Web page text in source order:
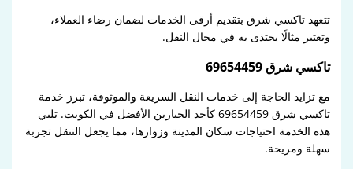
تتعهد تاكسي شرق بتقديم أرقى الخدمات لضمان رضاء العملاء،
وتعتبر مثالًا يحتذى به في مجال النقل.
تاكسي شرق 69654459
مع تزايد الحاجة إلى خدمات النقل السريعة والموثوقة، تبرز خدمة
تاكسي شرق 69654459 كأحد الخيارين الأفضل في الكويت. تلبي
هذه الخدمة احتياجات سكان المدينة وزوارها، مما يجعل التنقل تجربة
سهلة ومريحة.